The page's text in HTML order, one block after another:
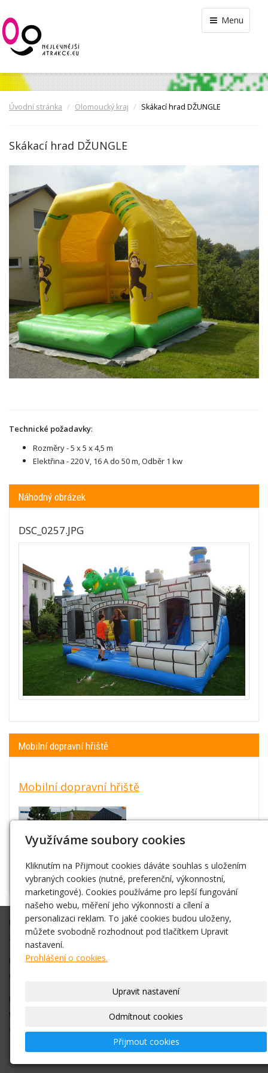
Menu
Úvodní stránka Olomoucký kraj Skákací hrad DŽUNGLE
Skákací hrad DŽUNGLE
Technické požadavky:
Rozměry - 5 x 5 x 4,5 m
Elektřina - 220 V, 16 A do 50 m, Odběr 1 kw
Náhodný obrázek
DSC_0257.JPG
Mobilní dopravní hřiště
Mobilní dopravní hřiště
Připravíme Vám akci na klíč, nebo Vám ve spolupráci s Vámi
zajistíme vše co budete potřebovat.
Díky zkušenostem máme dobré kontakty na různá vystoupení,
umělce atd. Vždy se snažíme vše zajistit v nejlepší cenové relaci.
Pro bližší informace, objednání nás neváhejte kontaktovat na
telefonním čísle +420 778 016 767nebo pište na
email
Využíváme soubory cookies
Kliknutím na Přijmout cookies dáváte souhlas s uložením
vybraných cookies (nutné, preferenční, výkonnostní,
marketingové). Cookies používáme pro lepší fungování
našeho webu, měření jeho výkonnosti a cílení a
personalizaci reklam. To jaké cookies budou uloženy,
můžete svobodně rozhodnout pod tlačítkem Upravit
nastavení.
Prohlášení o cookies.
Upravit nastavení
Odmítnout cookies
Přijmout cookies